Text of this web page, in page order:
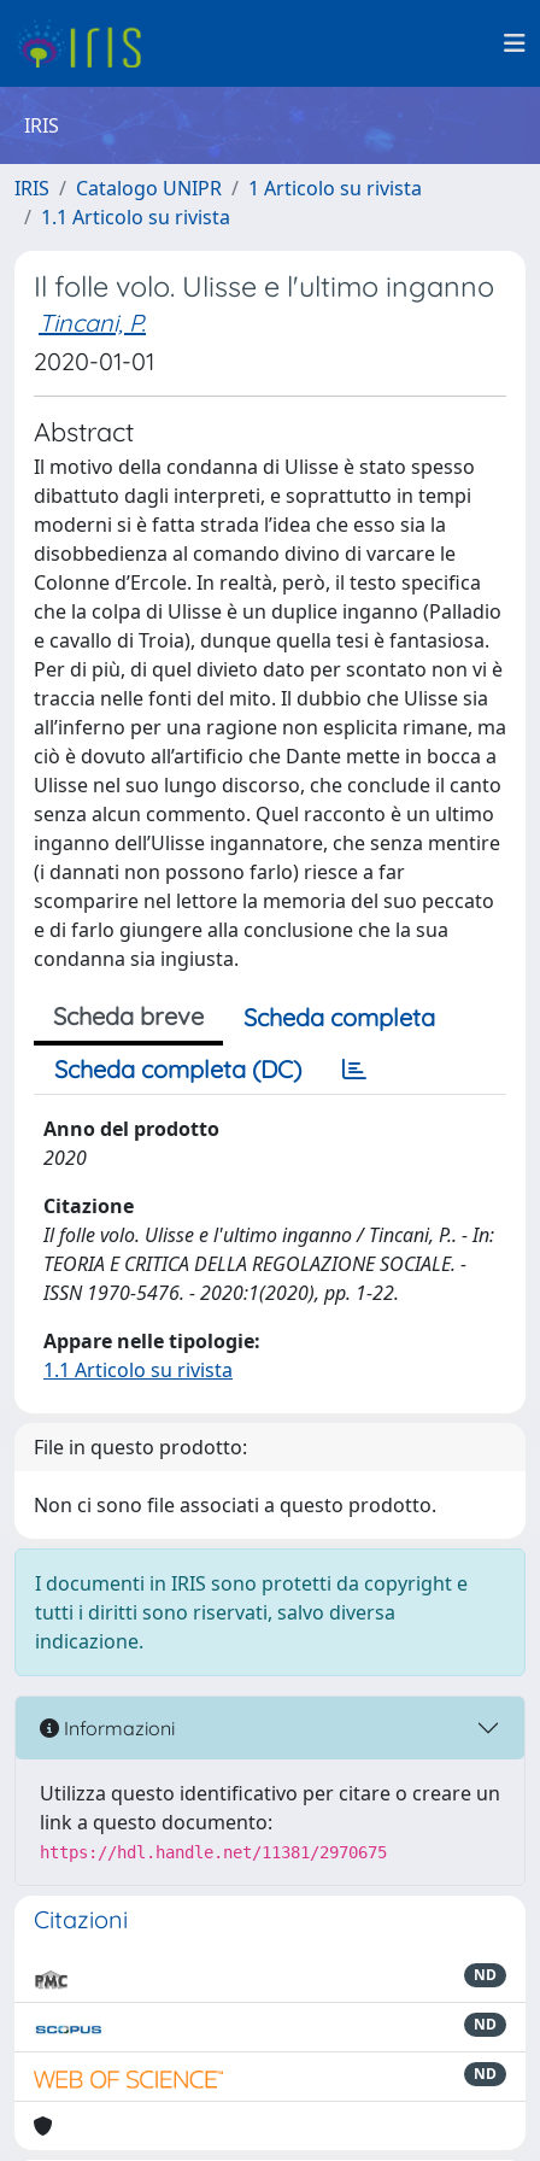
IRIS
IRIS Catalogo UNIPR
1 Articolo su rivista
1.1 Articolo su rivista
Il folle volo. Ulisse e l'ultimo inganno
Tincani, P.
2020-01-01
Abstract
Il motivo della condanna di Ulisse è stato spesso
dibattuto dagli interpreti, e soprattutto in tempi
moderni si è fatta strada l’idea che esso sia la
disobbedienza al comando divino di varcare le
Colonne d’Ercole. In realtà, però, il testo specifica
che la colpa di Ulisse è un duplice inganno (Palladio
e cavallo di Troia), dunque quella tesi è fantasiosa.
Per di più, di quel divieto dato per scontato non vi è
traccia nelle fonti del mito. Il dubbio che Ulisse sia
all’inferno per una ragione non esplicita rimane, ma
ciò è dovuto all’artificio che Dante mette in bocca a
Ulisse nel suo lungo discorso, che conclude il canto
senza alcun commento. Quel racconto è un ultimo
inganno dell’Ulisse ingannatore, che senza mentire
(i dannati non possono farlo) riesce a far
scomparire nel lettore la memoria del suo peccato
e di farlo giungere alla conclusione che la sua
condanna sia ingiusta.
Scheda breve
Scheda completa
Scheda completa (DC)
Anno del prodotto
2020
Citazione
Il folle volo. Ulisse e l'ultimo inganno / Tincani, P.. - In:
TEORIA E CRITICA DELLA REGOLAZIONE SOCIALE. -
ISSN 1970-5476. - 2020:1(2020), pp. 1-22.
Appare nelle tipologie:
1.1 Articolo su rivista
File in questo prodotto:
Non ci sono file associati a questo prodotto.
I documenti in IRIS sono protetti da copyright e
tutti i diritti sono riservati, salvo diversa
indicazione.
Informazioni
Utilizza questo identificativo per citare o creare un
link a questo documento:
https://hdl.handle.net/11381/2970675
Citazioni
ND
ND
ND